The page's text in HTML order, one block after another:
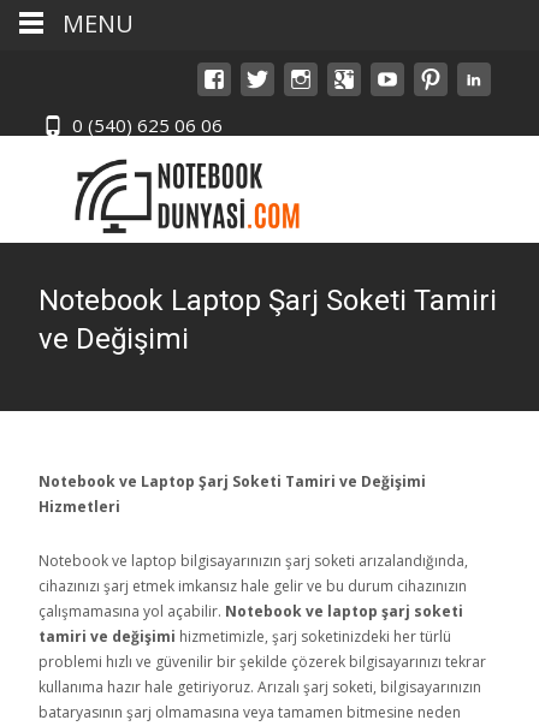
0 (540) 625 06 06
Notebook Laptop Şarj Soketi Tamiri
ve Değişimi
Notebook ve Laptop Şarj Soketi Tamiri ve Değişimi
Hizmetleri
Notebook ve laptop bilgisayarınızın şarj soketi arızalandığında,
cihazınızı şarj etmek imkansız hale gelir ve bu durum cihazınızın
çalışmamasına yol açabilir. Notebook ve laptop şarj soketi
tamiri ve değişimi hizmetimizle, şarj soketinizdeki her türlü
problemi hızlı ve güvenilir bir şekilde çözerek bilgisayarınızı tekrar
kullanıma hazır hale getiriyoruz. Arızalı şarj soketi, bilgisayarınızın
bataryasının şarj olmamasına veya tamamen bitmesine neden
MENU